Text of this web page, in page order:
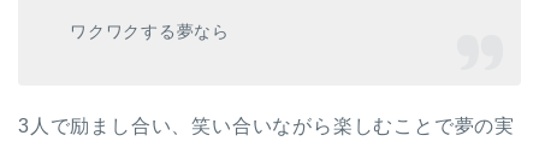
ワクワクする夢なら
3人で励まし合い、笑い合いながら楽しむことで夢の実